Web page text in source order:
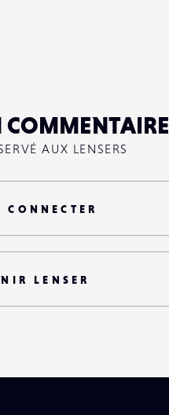
COMMENTAIRE
AUX LENSERS
CONNECTER
LENSER